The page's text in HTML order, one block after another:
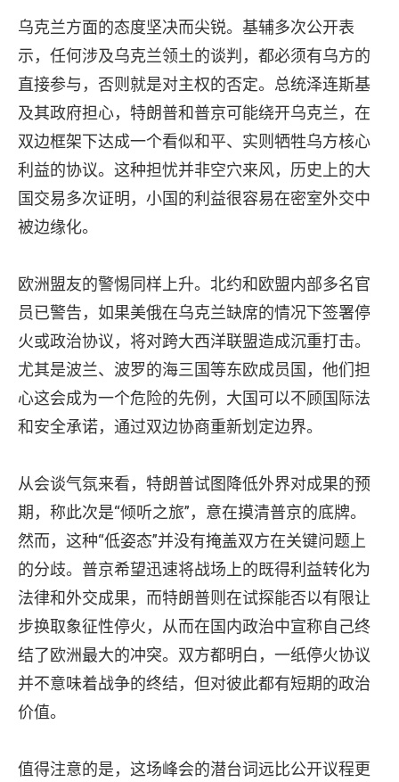
乌克兰方面的态度坚决而尖锐。基辅多次公开表
示，任何涉及乌克兰领土的谈判，都必须有乌方的
直接参与，否则就是对主权的否定。总统泽连斯基
及其政府担心，特朗普和普京可能绕开乌克兰，在
双边框架下达成一个看似和平、实则牺牲乌方核心
利益的协议。这种担忧并非空穴来风，历史上的大
国交易多次证明，小国的利益很容易在密室外交中
被边缘化。
欧洲盟友的警惕同样上升。北约和欧盟内部多名官
员已警告，如果美俄在乌克兰缺席的情况下签署停
火或政治协议，将对跨大西洋联盟造成沉重打击。
尤其是波兰、波罗的海三国等东欧成员国，他们担
心这会成为一个危险的先例，大国可以不顾国际法
和安全承诺，通过双边协商重新划定边界。
从会谈气氛来看，特朗普试图降低外界对成果的预
期，称此次是“倾听之旅”，意在摸清普京的底牌。
然而，这种“低姿态”并没有掩盖双方在关键问题上
的分歧。普京希望迅速将战场上的既得利益转化为
法律和外交成果，而特朗普则在试探能否以有限让
步换取象征性停火，从而在国内政治中宣称自己终
结了欧洲最大的冲突。双方都明白，一纸停火协议
并不意味着战争的终结，但对彼此都有短期的政治
价值。
值得注意的是，这场峰会的潜台词远比公开议程更